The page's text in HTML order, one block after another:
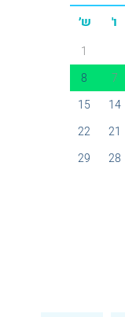
ו' ש׳
1
7
8
14
15
21
22
28
29